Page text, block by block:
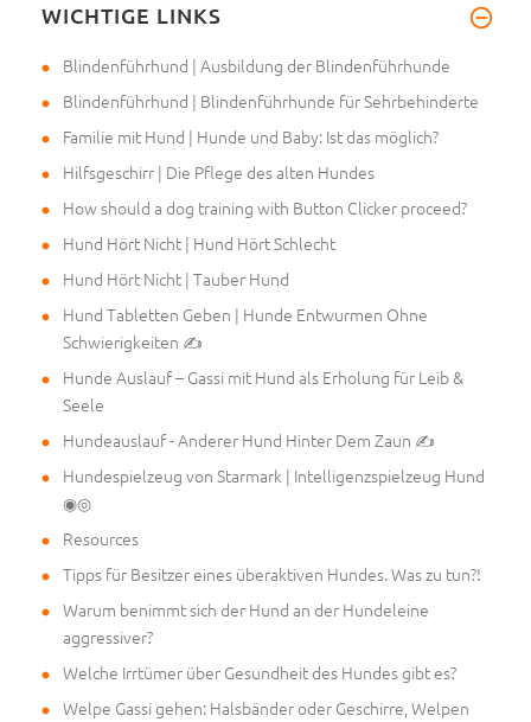
Hallo, wir haben ein neues Ges
WICHTIGE LINKS
Blindenführhund | Ausbildung der Blindenführhunde
Blindenführhund | Blindenführhunde für Sehrbehinderte
Familie mit Hund | Hunde und Baby: Ist das möglich?
Hilfsgeschirr | Die Pflege des alten Hundes
How should a dog training with Button Clicker proceed?
Hund Hört Nicht | Hund Hört Schlecht
Hund Hört Nicht | Tauber Hund
Hund Tabletten Geben | Hunde Entwurmen Ohne
Schwierigkeiten ✍
Hunde Auslauf – Gassi mit Hund als Erholung für Leib &
Seele
Hundeauslauf - Anderer Hund Hinter Dem Zaun ✍
Hundespielzeug von Starmark | Intelligenzspielzeug Hund
◉◎
Resources
Tipps für Besitzer eines überaktiven Hundes. Was zu tun?!
Warum benimmt sich der Hund an der Hundeleine
aggressiver?
Welche Irrtümer über Gesundheit des Hundes gibt es?
Welpe Gassi gehen: Halsbänder oder Geschirre, Welpen